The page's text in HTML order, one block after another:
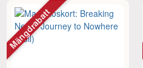
Mängdrabatt